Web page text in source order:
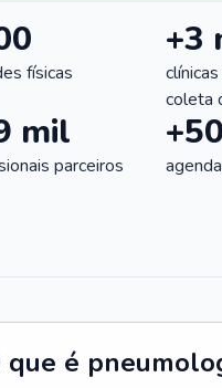
físicas
+3
coleta
mil
parceiros
que é